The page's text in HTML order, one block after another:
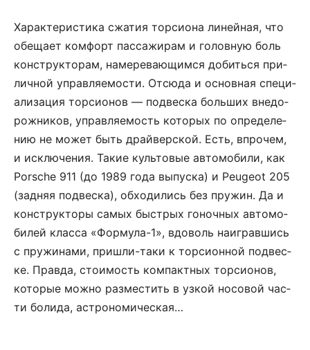
Ха­рак­те­ри­с­ти­ка сжа­тия тор­си­о­на ли­ней­ная, что
обе­ща­ет ком­форт пас­са­жи­рам и головную боль
кон­ст­рук­то­рам, на­ме­ре­ва­ю­щим­ся до­бить­ся при­
лич­ной уп­рав­ля­е­мо­с­ти. От­сю­да и ос­нов­ная спе­ци­
а­ли­за­ция тор­си­о­нов — под­ве­с­ка боль­ших вне­до­
рож­ни­ков, управ­ля­е­мость ко­то­рых по оп­ре­де­ле­
нию не мо­жет быть драй­вер­ской. Есть, впро­чем,
и ис­клю­че­ния. Та­кие куль­то­вые ав­то­мо­би­ли, как
Porsche 911 (до 1989 го­да вы­пу­с­ка) и Peugeot 205
(зад­няя под­ве­с­ка), об­хо­ди­лись без пру­жин. Да и
кон­ст­рук­то­ры са­мых быст­рых го­ноч­ных ав­то­мо­
би­лей клас­са «Фор­му­ла-1», вдо­воль на­и­г­рав­шись
с пружинами, при­шли-та­ки к тор­си­он­ной под­ве­с­
ке. Прав­да, сто­и­мость ком­пакт­ных торси­о­нов,
ко­то­рые мож­но раз­ме­с­тить в уз­кой но­со­вой ча­с­
ти бо­ли­да, астрономическая…